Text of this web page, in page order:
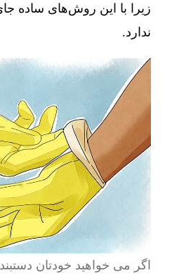
زیرا با این روش‌های ساده
ندارد.
اگر می خواهید خودتان